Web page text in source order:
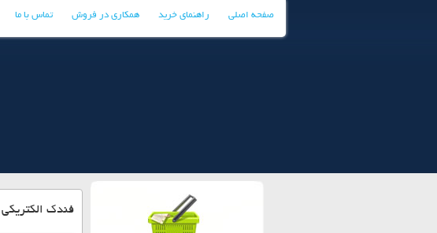
صفحه اصلی راهنمای خرید همکاری در فروش تماس با ما
فندک